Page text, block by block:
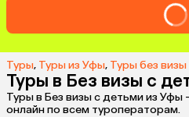
Туры, Туры из Уфы, Туры без
Туры в Без визы с
Туры в Без визы с детьми из
онлайн по всем туроператорам.